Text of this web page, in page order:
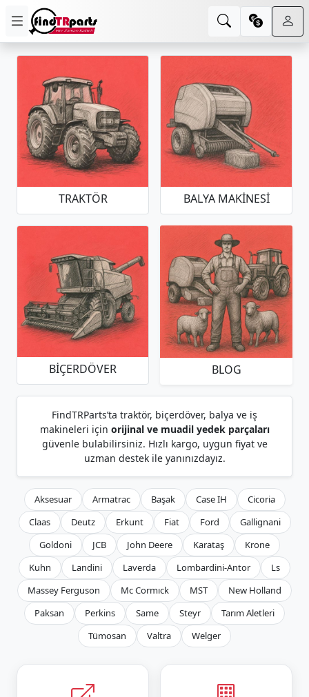
TRAKTÖR BALYA MAKINESI
BIÇERDÖVER BLOG
FindTRParts’ta traktör, biçerdöver, balya ve iş
makineleri için orijinal ve muadil yedek parçaları
güvenle bulabilirsiniz. Hızlı kargo, uygun fiyat ve
uzman destek ile yanınızdayız.
Aksesuar Armatrac Başak Case IH
Cicoria
Claas
Deutz Erkunt Fiat Ford
Gallignani
Goldoni
JCB John Deere Karataş
Krone
Kuhn
Landini Laverda Lombardini-Antor
Ls
Massey Ferguson
Mc Cormıck MST
New Holland
Paksan
Perkins Same Steyr
Tarım Aletleri
Tümosan
Valtra Welger